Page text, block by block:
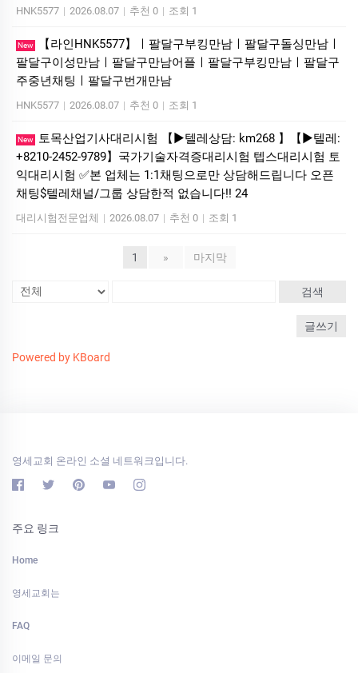
HNK5577 | 2026.08.07 | 추천 0 | 조회 1
New
【라인HNK5577】ㅣ팔달구부킹만남ㅣ팔달구돌싱만남ㅣ
팔달구이성만남ㅣ팔달구만남어플ㅣ팔달구부킹만남ㅣ팔달구
주중년채팅ㅣ팔달구번개만남
HNK5577 | 2026.08.07 | 추천 0 | 조회 1
New
토목산업기사대리시험 【▶텔레상담: km268 】【▶텔레:
+8210-2452-9789】국가기술자격증대리시험 텝스대리시험 토
익대리시험 ✅본 업체는 1:1채팅으로만 상담해드립니다 오픈
채팅$텔레채널/그룹 상담한적 없습니다!! 24
대리시험전문업체 | 2026.08.07 | 추천 0 | 조회 1
1 » 마지막
검색
글쓰기
Powered by KBoard
영세교회 온라인 소셜 네트워크입니다.
주요 링크
Home
영세교회는
FAQ
이메일 문의